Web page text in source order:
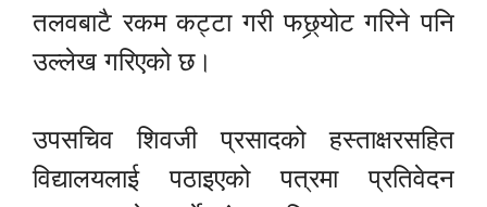
तलवबाटै रकम कट्टा गरी फछ्र्योट गरिने पनि
उल्लेख गरिएको छ।
उपसचिव शिवजी प्रसादको हस्ताक्षरसहित
विद्यालयलाई पठाइएको पत्रमा प्रतिवेदन